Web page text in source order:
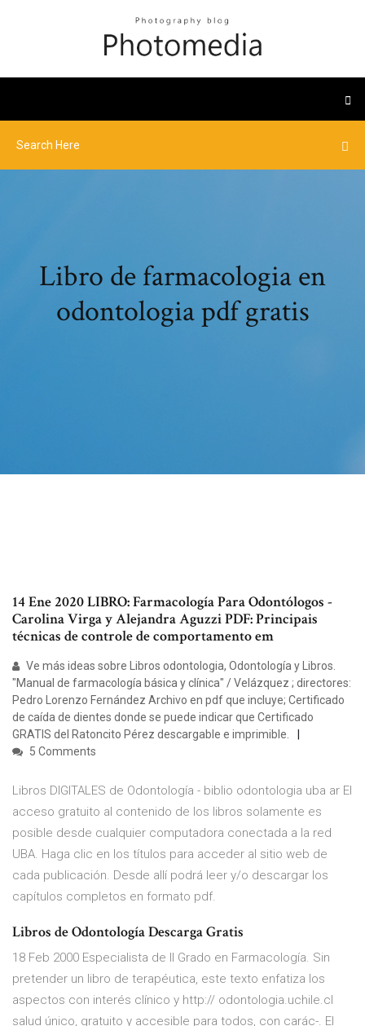
Libro de farmacologia en
odontologia pdf gratis
14 Ene 2020 LIBRO: Farmacología Para Odontólogos -
Carolina Virga y Alejandra Aguzzi PDF: Principais
técnicas de controle de comportamento em
Ve más ideas sobre Libros odontologia, Odontología y Libros.
"Manual de farmacología básica y clínica" / Velázquez ; directores:
Pedro Lorenzo Fernández Archivo en pdf que incluye; Certificado
de caída de dientes donde se puede indicar que Certificado
GRATIS del Ratoncito Pérez descargable e imprimible.
5 Comments
Libros DIGITALES de Odontología - biblio odontologia uba ar El
acceso gratuito al contenido de los libros solamente es
posible desde cualquier computadora conectada a la red
UBA. Haga clic en los títulos para acceder al sitio web de
cada publicación. Desde allí podrá leer y/o descargar los
capítulos completos en formato pdf.
Libros de Odontología Descarga Gratis
18 Feb 2000 Especialista de II Grado en Farmacología. Sin
pretender un libro de terapéutica, este texto enfatiza los
aspectos con interés clínico y http:// odontologia.uchile.cl
salud único, gratuito y accesible para todos, con carác-. El